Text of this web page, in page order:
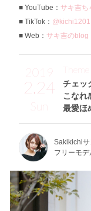
YouTube： サキ吉ち
TikTok： @kichi1201
Web： サキ吉のblog
2019
2.24
Sun
チェッ
こなれ
最愛ほ
Theme
Sakikichi
フリーモ